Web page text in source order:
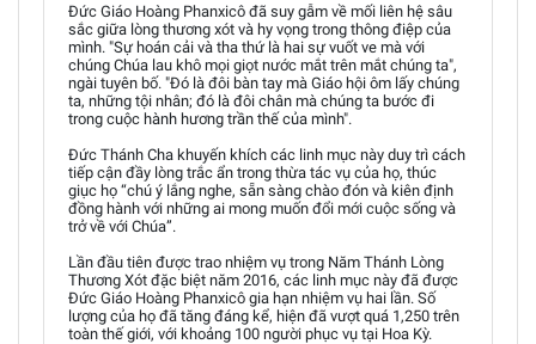
Đức Giáo Hoàng Phanxicô đã suy gẫm về mối liên hệ sâu
sắc giữa lòng thương xót và hy vọng trong thông điệp của
mình. "Sự hoán cải và tha thứ là hai sự vuốt ve mà với
chúng Chúa lau khô mọi giọt nước mắt trên mắt chúng ta",
ngài tuyên bố. "Đó là đôi bàn tay mà Giáo hội ôm lấy chúng
ta, những tội nhân; đó là đôi chân mà chúng ta bước đi
trong cuộc hành hương trần thế của mình".
Đức Thánh Cha khuyến khích các linh mục này duy trì cách
tiếp cận đầy lòng trắc ẩn trong thừa tác vụ của họ, thúc
giục họ “chú ý lắng nghe, sẵn sàng chào đón và kiên định
đồng hành với những ai mong muốn đổi mới cuộc sống và
trở về với Chúa”.
Lần đầu tiên được trao nhiệm vụ trong Năm Thánh Lòng
Thương Xót đặc biệt năm 2016, các linh mục này đã được
Đức Giáo Hoàng Phanxicô gia hạn nhiệm vụ hai lần. Số
lượng của họ đã tăng đáng kể, hiện đã vượt quá 1,250 trên
toàn thế giới, với khoảng 100 người phục vụ tại Hoa Kỳ.